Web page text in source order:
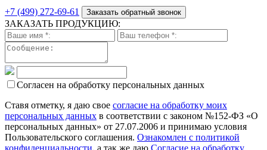
+7 (499) 272-69-61 Заказать обратный звонок
ЗАКАЗАТЬ ПРОДУКЦИЮ:
Согласен на обработку персональных данных
Ставя отметку, я даю свое согласие на обработку моих
персональных данных в соответствии с законом №152-ФЗ «О
персональных данных» от 27.07.2006 и принимаю условия
Пользовательского соглашения. Ознакомлен с политикой